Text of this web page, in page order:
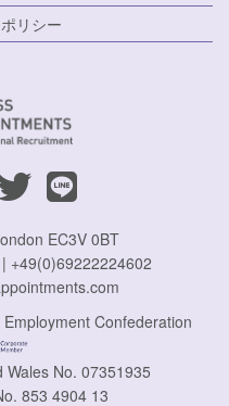
リシー
EC3V 0BT
| +49(0)69222224602
Confederation
No. 07351935
853 4904 13